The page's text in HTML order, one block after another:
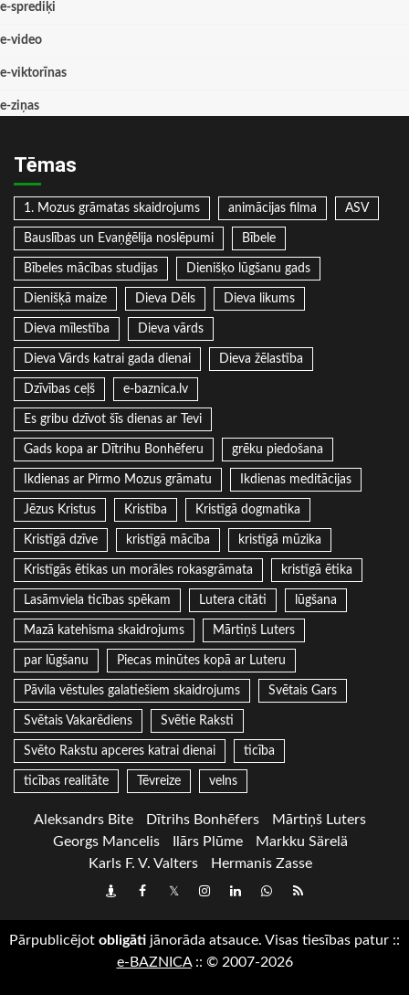
e-sprediķi
e-video
e-viktorīnas
e-ziņas
Tēmas
1. Mozus grāmatas skaidrojums animācijas filma ASV
Bauslības un Evaņģēlija noslēpumi Bībele
Bībeles mācības studijas Dienišķo lūgšanu gads
Dienišķā maize Dieva Dēls Dieva likums
Dieva mīlestība Dieva vārds
Dieva Vārds katrai gada dienai Dieva žēlastība
Dzīvības ceļš e-baznica.lv
Es gribu dzīvot šīs dienas ar Tevi
Gads kopa ar Dītrihu Bonhēferu grēku piedošana
Ikdienas ar Pirmo Mozus grāmatu Ikdienas meditācijas
Jēzus Kristus Kristība Kristīgā dogmatika
Kristīgā dzīve kristīgā mācība kristīgā mūzika
Kristīgās ētikas un morāles rokasgrāmata kristīgā ētika
Lasāmviela ticības spēkam Lutera citāti lūgšana
Mazā katehisma skaidrojums Mārtiņš Luters
par lūgšanu Piecas minūtes kopā ar Luteru
Pāvila vēstules galatiešiem skaidrojums Svētais Gars
Svētais Vakarēdiens Svētie Raksti
Svēto Rakstu apceres katrai dienai ticība
ticības realitāte Tēvreize velns
Aleksandrs Bite Dītrihs Bonhēfers
Mārtiņš Luters
Georgs Mancelis
Ilārs Plūme
Markku Särelä
Karls F. V. Valters
Hermanis Zasse
DraugiemFacebook
TwitterInstagram
LinkedInwhatsapp
RSS
Pārpublicējot obligāti jānorāda atsauce. Visas tiesības patur ::
e-BAZNICA:: © 2007-2026